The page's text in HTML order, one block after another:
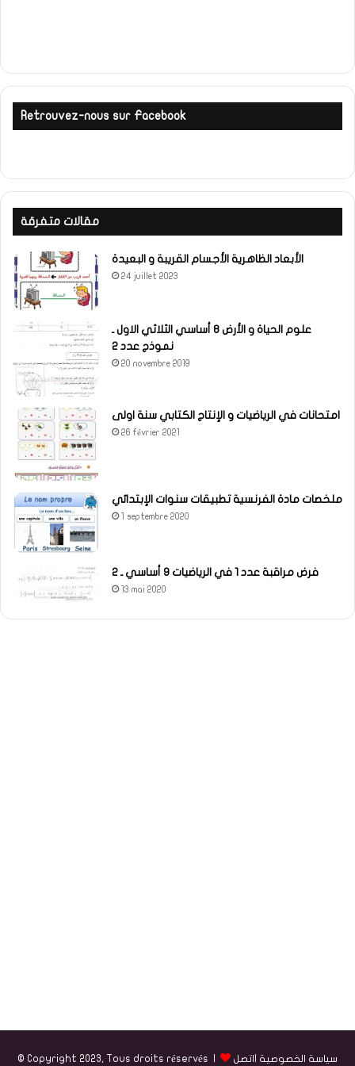
Retrouvez-nous sur Facebook
مقالات متفرقة
الأبعاد الظاهرية الأجسام القريبة و البعيدة
24 juillet 2023
علوم الحياة و الأرض 8 أساسي الثلاثي الاول ـ
نموذج عدد 2
20 novembre 2019
امتحانات في الرياضيات و الإنتاج الكتابي سنة اولى
26 février 2021
ملخصات مادة الفرنسية تطبيقات سنوات الإبتدائي
1 septembre 2020
فرض مراقبة عدد 1 في الرياضيات 9 أساسي ـ 2
13 mai 2020
© Copyright 2023, Tous droits réservés | سياسة الخصوصية اتصل